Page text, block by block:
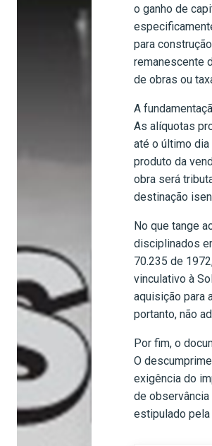
o ganho de
para
remanescente
de obras ou
A
As alíquotas
até o último
produto da
obra será
destinação
No que tange
disciplinados
70.235 de
vinculativo à
aquisição para
portanto, não
Por fim, o
O
exigência do
de
estipulado